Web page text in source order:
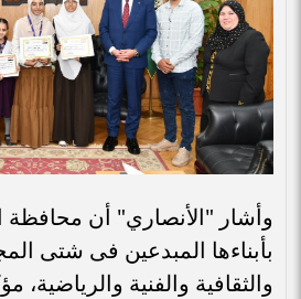
وأشار "الأنصاري" أن محافظة
بأبناءها المبدعين فى شتى
والثقافية والفنية